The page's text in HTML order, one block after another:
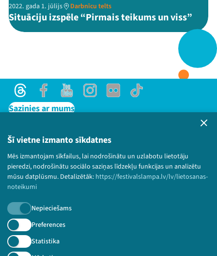
Šī vietne izmanto sīkdatnes
Mēs izmantojam sīkfailus, lai nodrošinātu un uzlabotu lietotāju
pieredzi, nodrošinātu sociālo saziņas līdzekļu funkcijas un analizētu
mūsu datplūsmu. Detalizētāk: https://festivalslampa.lv/lv/lietosanas-
noteikumi
Nepieciešams
Preferences
Statistika
TikTok
2022. gada 1. jūlijs Darbnīcu telts
Situāciju izspēle “Pirmais teikums un viss”
ThreadsFacebookYoutubeInstagram
Flick TikTok
Sazinies ar mums
Lietošanas noteikumi un sīkdatņu politika
Bērnu aizsardzības politika
© 2026 Sarunu festivāls LAMPA Visas tiesības
paturētas.
Piesakies jaunumiem!
Nepalaid garām aktuālāko informāciju!